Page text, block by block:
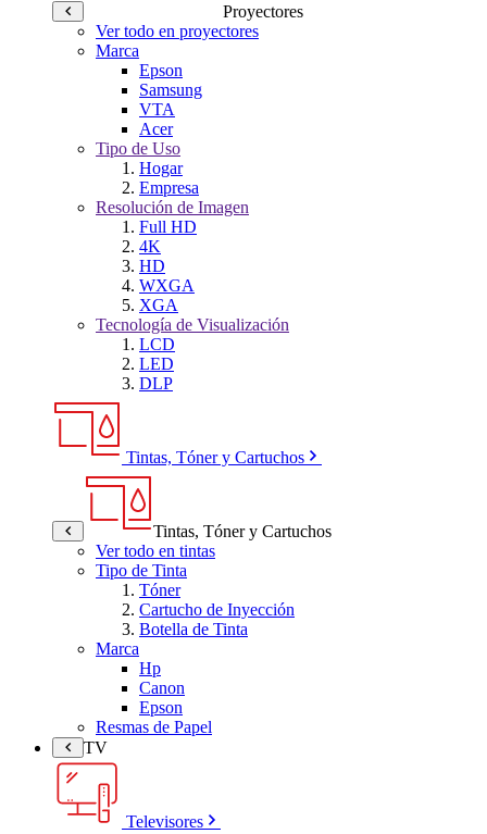
Proyectores
Ver todo en proyectores
Marca
Epson
Samsung
VTA
Acer
Tipo de Uso
Hogar
Empresa
Resolución de Imagen
Full HD
4K
HD
WXGA
XGA
Tecnología de Visualización
LCD
LED
DLP
Tintas, Tóner y Cartuchos
Tintas, Tóner y Cartuchos
Ver todo en tintas
Tipo de Tinta
Tóner
Cartucho de Inyección
Botella de Tinta
Marca
Hp
Canon
Epson
Resmas de Papel
TV
Televisores